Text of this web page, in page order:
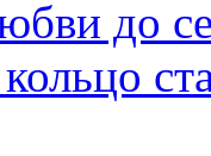
до